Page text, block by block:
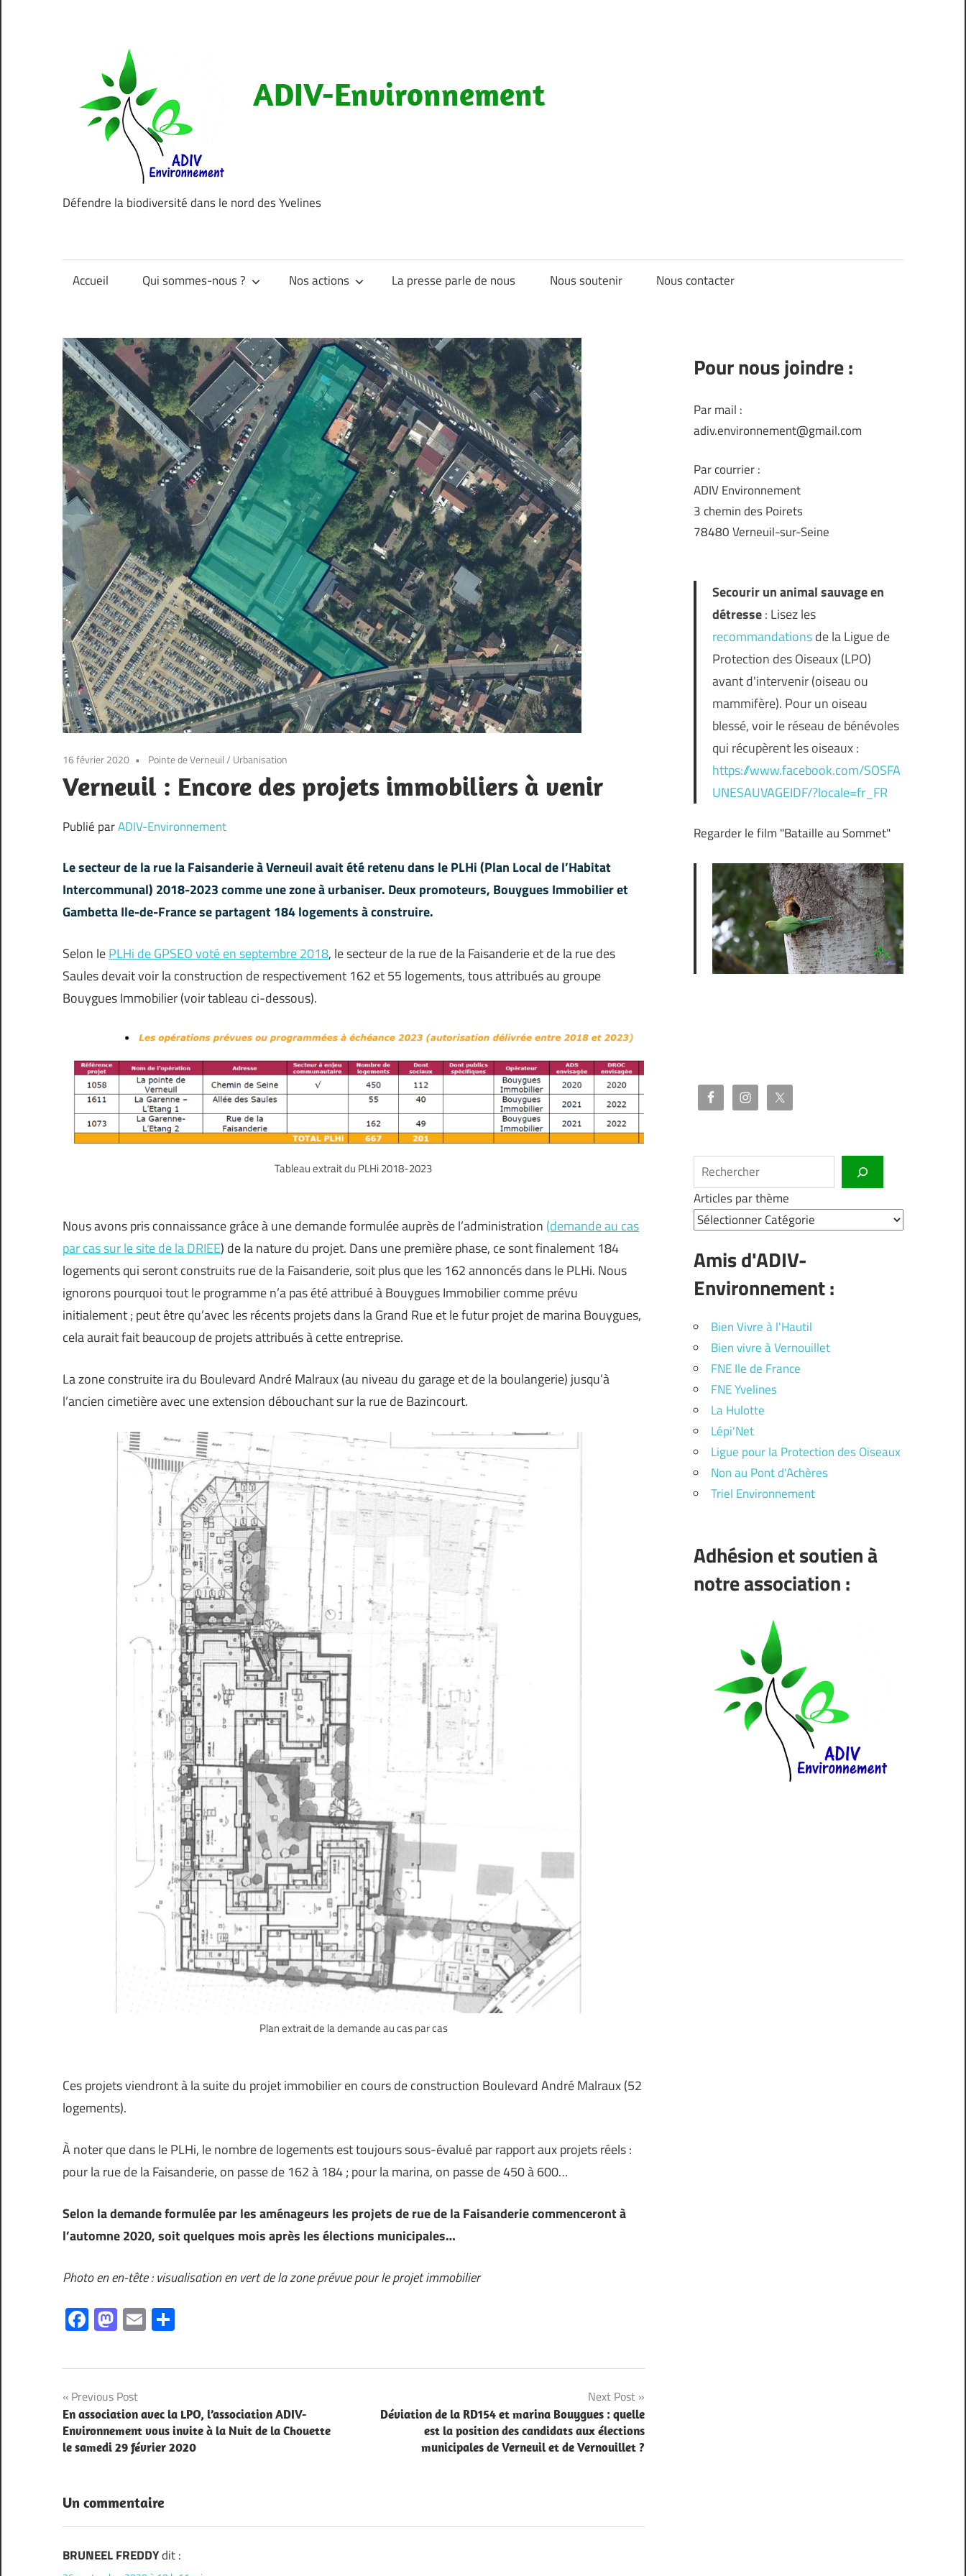
ADIV-Environnement
Défendre la biodiversité dans le nord des Yvelines
Accueil Qui sommes-nous ? Nos actions La presse parle de nous Nous soutenir Nous contacter
16 février 2020 Pointe de Verneuil/ Urbanisation
Verneuil : Encore des projets immobiliers à venir
Publié parADIV-Environnement
Le secteur de la rue la Faisanderie à Verneuil avait été retenu dans le PLHi (Plan Local de l’Habitat
Intercommunal) 2018-2023 comme une zone à urbaniser. Deux promoteurs, Bouygues Immobilier et
Gambetta Ile-de-France se partagent 184 logements à construire.
Selon lePLHi de GPSEO voté en septembre 2018, le secteur de la rue de la Faisanderie et de la rue des
Saules devait voir la construction de respectivement 162 et 55 logements, tous attribués au groupe
Bouygues Immobilier (voir tableau ci-dessous).
Tableau extrait du PLHi 2018-2023
Nous avons pris connaissance grâce à une demande formulée auprès de l’administration (demande au cas
par cas sur le site de la DRIEE) de la nature du projet. Dans une première phase, ce sont finalement 184
logements qui seront construits rue de la Faisanderie, soit plus que les 162 annoncés dans le PLHi. Nous
ignorons pourquoi tout le programme n’a pas été attribué à Bouygues Immobilier comme prévu
initialement ; peut être qu’avec les récents projets dans la Grand Rue et le futur projet de marina Bouygues,
cela aurait fait beaucoup de projets attribués à cette entreprise.
La zone construite ira du Boulevard André Malraux (au niveau du garage et de la boulangerie) jusqu’à
l’ancien cimetière avec une extension débouchant sur la rue de Bazincourt.
Plan extrait de la demande au cas par cas
Ces projets viendront à la suite du projet immobilier en cours de construction Boulevard André Malraux (52
logements).
À noter que dans le PLHi, le nombre de logements est toujours sous-évalué par rapport aux projets réels :
pour la rue de la Faisanderie, on passe de 162 à 184 ; pour la marina, on passe de 450 à 600…
Selon la demande formulée par les aménageurs les projets de rue de la Faisanderie commenceront à
l’automne 2020, soit quelques mois après les élections municipales…
Photo en en-tête : visualisation en vert de la zone prévue pour le projet immobilier
Facebook
Mastodon
Email
Navigation
de
l’article
Previous Post
En association avec la LPO, l’association ADIV-
Environnement vous invite à la Nuit de la Chouette
le samedi 29 février 2020
Next Post
Déviation de la RD154 et marina Bouygues : quelle
est la position des candidats aux élections
municipales de Verneuil et de Vernouillet ?
Un commentaire
BRUNEEL FREDDYdit :
Pour nous joindre :
Par mail :
adiv.environnement@gmail.com
Par courrier :
ADIV Environnement
3 chemin des Poirets
78480 Verneuil-sur-Seine
Secourir un animal sauvage en
détresse: Lisez les
recommandationsde la Ligue de
Protection des Oiseaux (LPO)
avant d'intervenir (oiseau ou
mammifère). Pour un oiseau
blessé, voir le réseau de bénévoles
qui récupèrent les oiseaux :
https://www.facebook.com/SOSFA
UNESAUVAGEIDF/?locale=fr_FR
Regarder le film "Bataille au Sommet"
Rechercher
Articles par thème
Amis d'ADIV-
Environnement :
Bien Vivre à l'Hautil
Bien vivre à Vernouillet
FNE Ile de France
FNE Yvelines
La Hulotte
Lépi'Net
Ligue pour la Protection des Oiseaux
Non au Pont d'Achères
Triel Environnement
Adhésion et soutien à
notre association :